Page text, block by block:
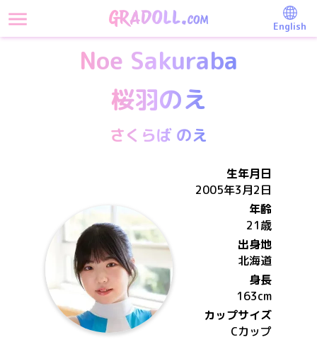
English
Noe Sakuraba
桜羽のえ
さくらば のえ
生年月日
2005年3月2日
年齢
21歳
出身地
北海道
身長
163cm
カップサイズ
Cカップ